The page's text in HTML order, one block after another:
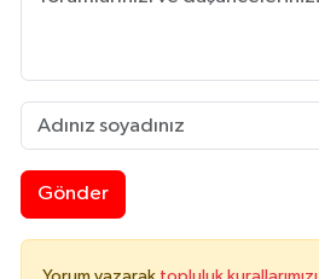
Gönder